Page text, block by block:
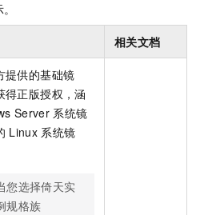
相关文档
提供的基础镜
得正版授权，涵
Server 系统镜
Linux 系统镜
您选择倚天实
规格族